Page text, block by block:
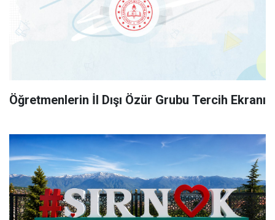
Öğretmenlerin İl Dışı Özür Grubu Tercih Ekranı